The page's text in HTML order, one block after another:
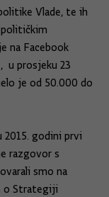
Vlade, te ih
na Facebook
u prosjeku 23
je od 50.000 do
2015. godini prvi
razgovor s
smo na
o Strategiji